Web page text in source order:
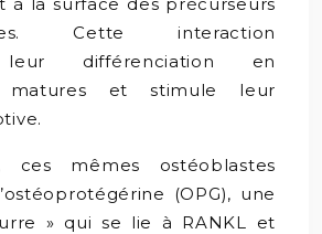
Cette interaction
leur différenciation en
matures et stimule leur
ces mêmes ostéoblastes
(OPG), une
» qui se lie à RANKL et